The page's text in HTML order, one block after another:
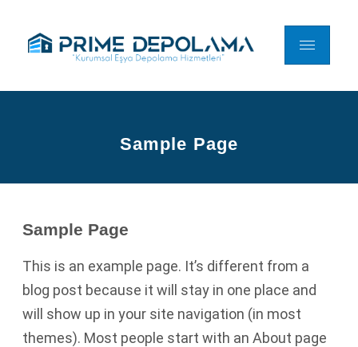
Sample Page
Sample Page
This is an example page. It’s different from a
blog post because it will stay in one place and
will show up in your site navigation (in most
themes). Most people start with an About page